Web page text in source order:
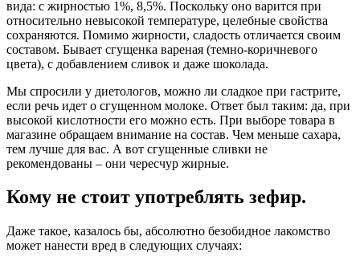
вида: с жирностью 1%, 8,5%. Поскольку оно варится при
относительно невысокой температуре, целебные свойства
сохраняются. Помимо жирности, сладость отличается своим
составом. Бывает сгущенка вареная (темно-коричневого
цвета), с добавлением сливок и даже шоколада.
Мы спросили у диетологов, можно ли сладкое при гастрите,
если речь идет о сгущенном молоке. Ответ был таким: да, при
высокой кислотности его можно есть. При выборе товара в
магазине обращаем внимание на состав. Чем меньше сахара,
тем лучше для вас. А вот сгущенные сливки не
рекомендованы – они чересчур жирные.
Кому не стоит употреблять зефир.
Даже такое, казалось бы, абсолютно безобидное лакомство
может нанести вред в следующих случаях: